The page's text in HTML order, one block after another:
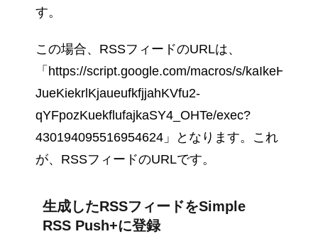
す。
この場合、RSSフィードのURLは、
「https://script.google.com/macros/s/
JueKiekrlKjaueufkfjjahKVfu2-
qYFpozKuekflufajkaSY4_OHTe/exec?
430194095516954624」となります。これ
が、RSSフィードのURLです。
生成したRSSフィードをSimple
RSS Push+に登録